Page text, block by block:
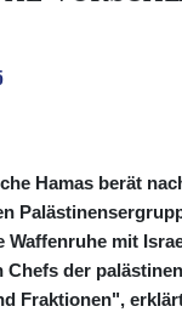
CRC
CUC
CZK
DJF
DKK
DOP
DZD
Hamas berät
Waffenruhe mit
der
Fraktionen",